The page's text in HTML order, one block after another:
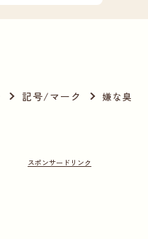
記号/マーク
嫌な臭